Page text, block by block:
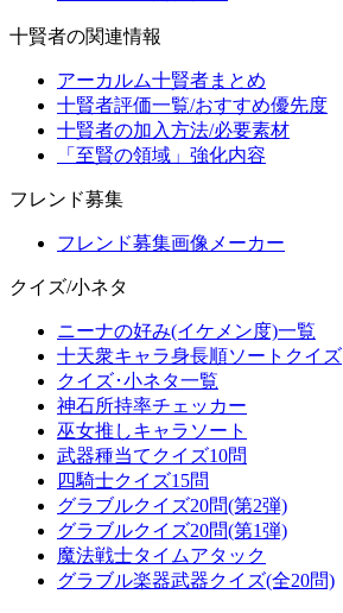
十賢者の関連情報
アーカルム十賢者まとめ
十賢者評価一覧/おすすめ優先度
十賢者の加入方法/必要素材
「至賢の領域」強化内容
フレンド募集
フレンド募集画像メーカー
クイズ/小ネタ
ニーナの好み(イケメン度)一覧
十天衆キャラ身長順ソートクイズ
クイズ･小ネタ一覧
神石所持率チェッカー
巫女推しキャラソート
武器種当てクイズ10問
四騎士クイズ15問
グラブルクイズ20問(第2弾)
グラブルクイズ20問(第1弾)
魔法戦士タイムアタック
グラブル楽器武器クイズ(全20問)